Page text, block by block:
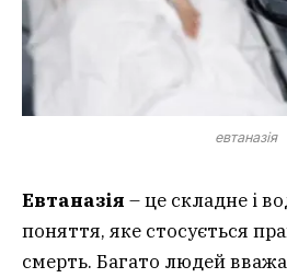
евтаназія
Евтаназія – це складне і
поняття, яке стосується
смерть. Багато людей